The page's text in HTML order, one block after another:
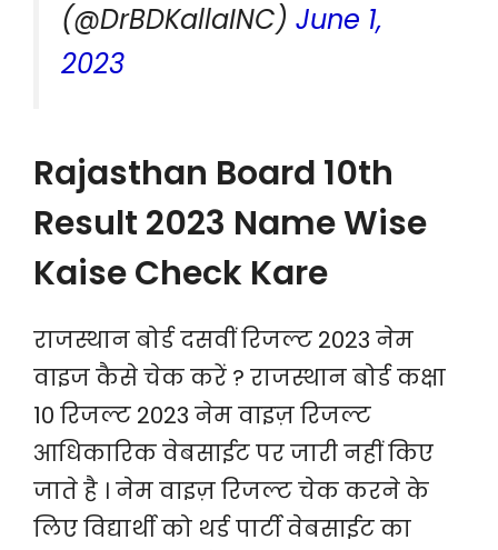
(@DrBDKallaINC) June 1,
2023
Rajasthan Board 10th
Result 2023 Name Wise
Kaise Check Kare
राजस्थान बोर्ड दसवीं रिजल्ट 2023 नेम
वाइज कैसे चेक करें ? राजस्थान बोर्ड कक्षा
10 रिजल्ट 2023 नेम वाइज़ रिजल्ट
आधिकारिक वेबसाईट पर जारी नहीं किए
जाते है । नेम वाइज़ रिजल्ट चेक करने के
लिए विद्यार्थी को थर्ड पार्टी वेबसाईट का